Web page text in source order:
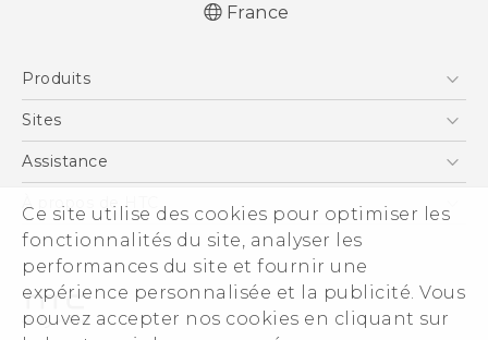
Ce site utilise des cookies pour optimiser les
fonctionnalités du site, analyser les
performances du site et fournir une
expérience personnalisée et la publicité. Vous
pouvez accepter nos cookies en cliquant sur
réglementation
English - Safety and regulatory guide
France
Produits
Smartphones
Vive
Accessoires
Sites
HTC Vive
HTC Pro
Assistance
eCommerce Support
À propos de HTC
ESG
Informations sur la société
Sécurité du produit